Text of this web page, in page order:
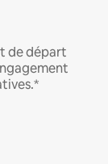
de départ